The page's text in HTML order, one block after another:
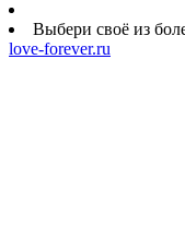
Выбери своё из
love-forever.ru